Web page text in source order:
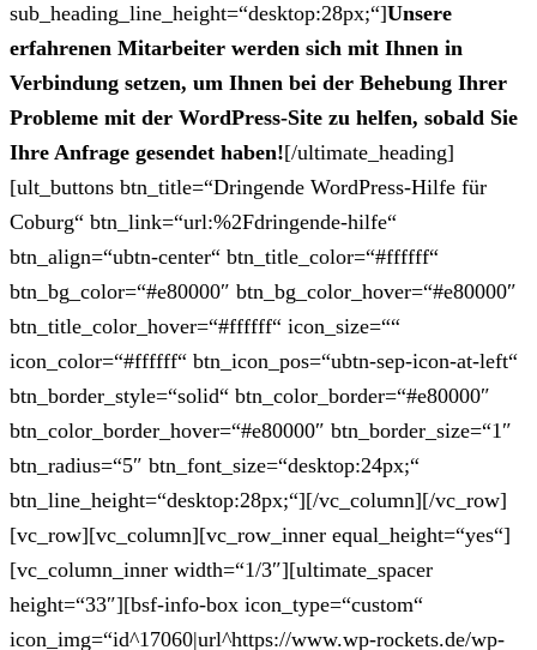
sub_heading_line_height=“desktop:28px;“]Unsere
erfahrenen Mitarbeiter werden sich mit Ihnen in
Verbindung setzen, um Ihnen bei der Behebung Ihrer
Probleme mit der WordPress-Site zu helfen, sobald Sie
Ihre Anfrage gesendet haben![/ultimate_heading]
[ult_buttons btn_title=“Dringende WordPress-Hilfe für
Coburg“ btn_link=“url:%2Fdringende-hilfe“
btn_align=“ubtn-center“ btn_title_color=“#ffffff“
btn_bg_color=“#e80000″ btn_bg_color_hover=“#e80000″
btn_title_color_hover=“#ffffff“ icon_size=““
icon_color=“#ffffff“ btn_icon_pos=“ubtn-sep-icon-at-left“
btn_border_style=“solid“ btn_color_border=“#e80000″
btn_color_border_hover=“#e80000″ btn_border_size=“1″
btn_radius=“5″ btn_font_size=“desktop:24px;“
btn_line_height=“desktop:28px;“][/vc_column][/vc_row]
[vc_row][vc_column][vc_row_inner equal_height=“yes“]
[vc_column_inner width=“1/3″][ultimate_spacer
height=“33″][bsf-info-box icon_type=“custom“
icon_img=“id^17060|url^https://www.wp-rockets.de/wp-